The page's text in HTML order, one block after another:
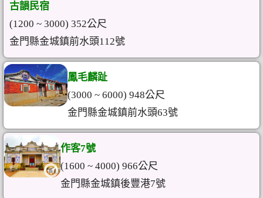
古韻民宿
(1200 ~ 3000) 352公尺
金門縣金城鎮前水頭112號
鳳毛麟趾
(3000 ~ 6000) 948公尺
金門縣金城鎮前水頭63號
作客7號
(1600 ~ 4000) 966公尺
金門縣金城鎮後豐港7號